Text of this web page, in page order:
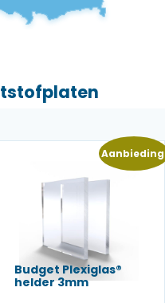
Budget Plexiglas®
helder 3mm